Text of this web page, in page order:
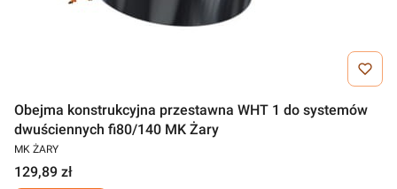
Obejma konstrukcyjna przestawna WHT 1 do systemów
dwuściennych fi80/140 MK Żary
MK ŻARY
129,89 zł